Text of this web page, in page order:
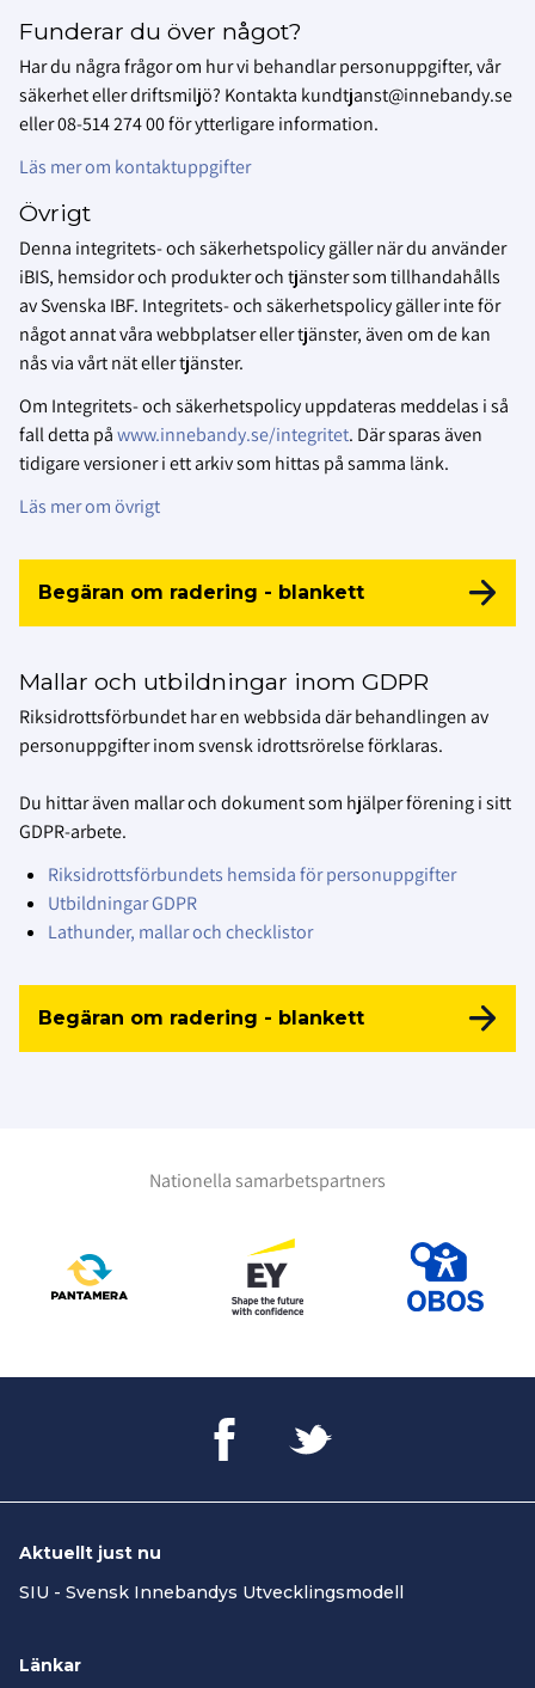
Funderar du över något?
Har du några frågor om hur vi behandlar personuppgifter, vår
säkerhet eller driftsmiljö? Kontakta kundtjanst@innebandy.se
eller 08-514 274 00 för ytterligare information.
Läs mer om kontaktuppgifter
Övrigt
Denna integritets- och säkerhetspolicy gäller när du använder
iBIS, hemsidor och produkter och tjänster som tillhandahålls
av Svenska IBF. Integritets- och säkerhetspolicy gäller inte för
något annat våra webbplatser eller tjänster, även om de kan
nås via vårt nät eller tjänster.
Om Integritets- och säkerhetspolicy uppdateras meddelas i så
fall detta påwww.innebandy.se/integritet. Där sparas även
tidigare versioner i ett arkiv som hittas på samma länk.
Läs mer om övrigt
Begäran om radering - blankett
Mallar och utbildningar inom GDPR
Riksidrottsförbundet har en webbsida där behandlingen av
personuppgifter inom svensk idrottsrörelse förklaras.
Du hittar även mallar och dokument som hjälper förening i sitt
GDPR-arbete.
Riksidrottsförbundets hemsida för personuppgifter
Utbildningar GDPR
Lathunder, mallar och checklistor
Begäran om radering - blankett
Nationella samarbetspartners
Aktuellt just nu
SIU - Svensk Innebandys Utvecklingsmodell
Länkar